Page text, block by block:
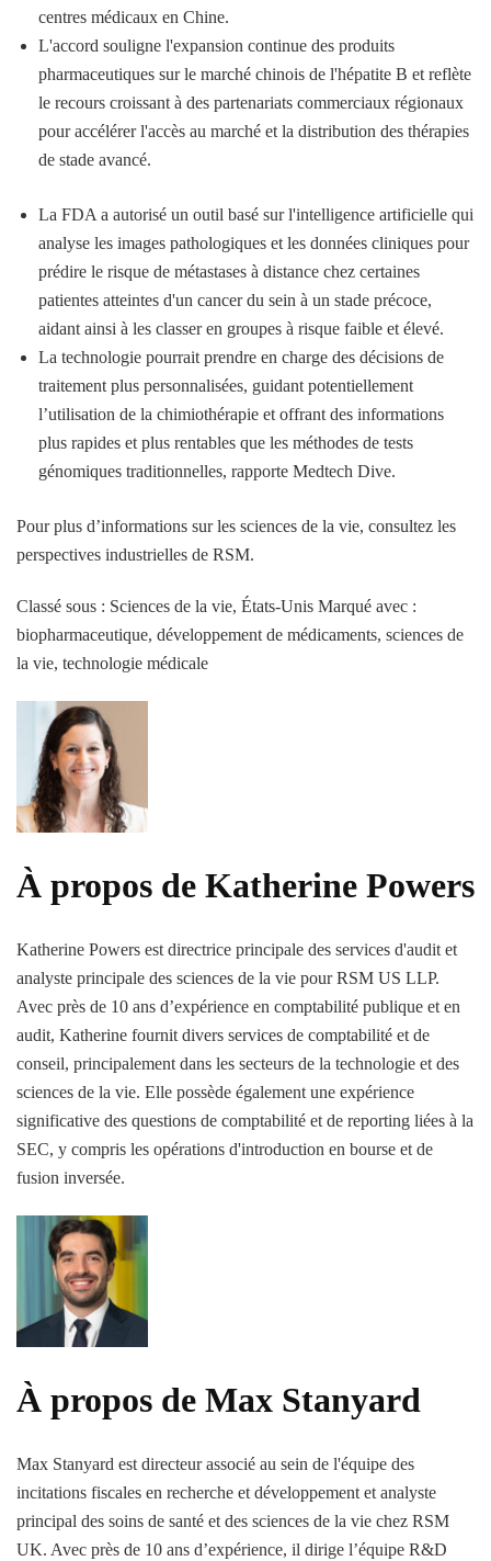
centres médicaux en Chine.
L'accord souligne l'expansion continue des produits
pharmaceutiques sur le marché chinois de l'hépatite B et reflète
le recours croissant à des partenariats commerciaux régionaux
pour accélérer l'accès au marché et la distribution des thérapies
de stade avancé.
La FDA a autorisé un outil basé sur l'intelligence artificielle qui
analyse les images pathologiques et les données cliniques pour
prédire le risque de métastases à distance chez certaines
patientes atteintes d'un cancer du sein à un stade précoce,
aidant ainsi à les classer en groupes à risque faible et élevé.
La technologie pourrait prendre en charge des décisions de
traitement plus personnalisées, guidant potentiellement
l’utilisation de la chimiothérapie et offrant des informations
plus rapides et plus rentables que les méthodes de tests
génomiques traditionnelles, rapporte Medtech Dive.
Pour plus d’informations sur les sciences de la vie, consultez les
perspectives industrielles de RSM.
Classé sous : Sciences de la vie, États-Unis Marqué avec :
biopharmaceutique, développement de médicaments, sciences de
la vie, technologie médicale
À propos de Katherine Powers
Katherine Powers est directrice principale des services d'audit et
analyste principale des sciences de la vie pour RSM US LLP.
Avec près de 10 ans d’expérience en comptabilité publique et en
audit, Katherine fournit divers services de comptabilité et de
conseil, principalement dans les secteurs de la technologie et des
sciences de la vie. Elle possède également une expérience
significative des questions de comptabilité et de reporting liées à la
SEC, y compris les opérations d'introduction en bourse et de
fusion inversée.
À propos de Max Stanyard
Max Stanyard est directeur associé au sein de l'équipe des
incitations fiscales en recherche et développement et analyste
principal des soins de santé et des sciences de la vie chez RSM
UK. Avec près de 10 ans d’expérience, il dirige l’équipe R&D